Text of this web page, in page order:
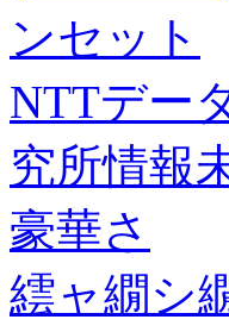
ンセット
NTTデー
究所情報
豪華さ
繧ャ繝シ